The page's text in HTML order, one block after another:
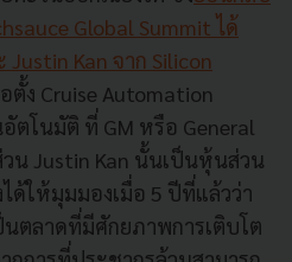
Global Summit ได้
Kan จาก Silicon
ตั้ง Cruise Automation
โนมัติ ที่ GM หรือ General
วน Justin Kan นั้นเป็นหุ้นส่วน
ด้ให้มุมมองเมื่อ 5 ปีที่แล้วว่า
นตลาดที่มีศักยภาพการเติบโต